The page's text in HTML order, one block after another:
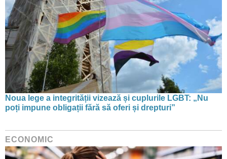
Noua lege a integrității vizează și cuplurile LGBT: „Nu
poți impune obligații fără să oferi și drepturi”
ECONOMIC